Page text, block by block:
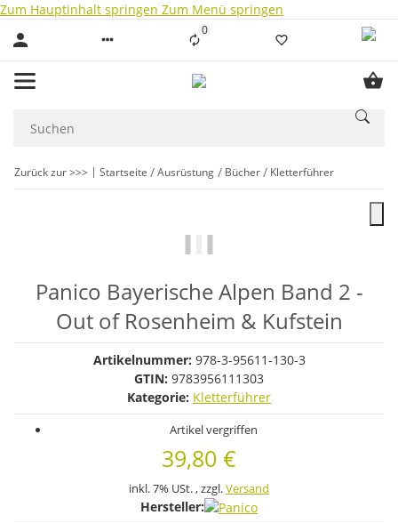
Zum Hauptinhalt springen Zum Menü springen
0Liste ist leer
Zurück zur >>> Startseite Ausrüstung Bücher Kletterführer
Panico Bayerische Alpen Band 2 -
Out of Rosenheim & Kufstein
Artikelnummer: 978-3-95611-130-3
GTIN: 9783956111303
Kategorie: Kletterführer
Artikel vergriffen
39,80 €
inkl. 7% USt. , zzgl.Versand
Hersteller: